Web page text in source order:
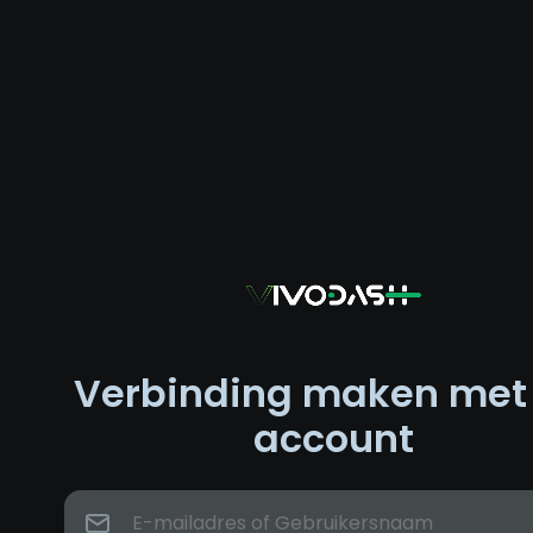
Verbinding maken
account